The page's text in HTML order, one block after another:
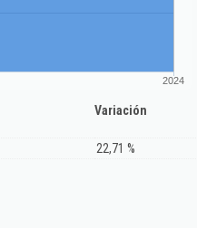
2024
Variación
22,71 %